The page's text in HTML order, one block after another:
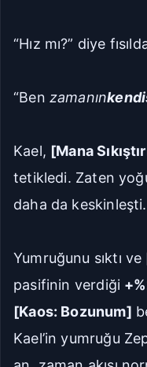
“Hız mı?” diye
“Ben zamanın
Kael, [Mana
tetikledi. Zaten
daha da keskinleşti.
Yumruğunu sıktı ve
pasifinin verdiği
[Kaos: Bozunum]
Kael’in yumruğu